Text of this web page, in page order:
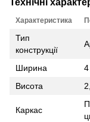
Характеристика
Тип
конструкції
Ширина
Висота
Каркас